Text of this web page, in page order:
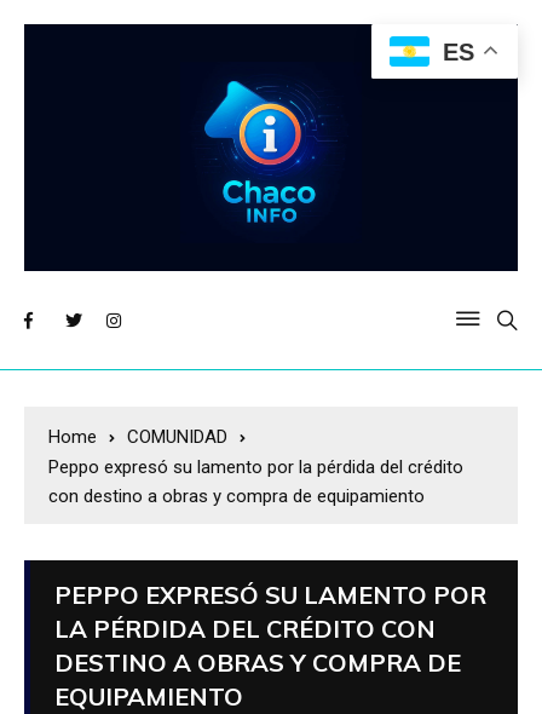
Home
COMUNIDAD
Peppo expresó su lamento por la pérdida del crédito
con destino a obras y compra de equipamiento
PEPPO EXPRESÓ SU LAMENTO POR
LA PÉRDIDA DEL CRÉDITO CON
DESTINO A OBRAS Y COMPRA DE
EQUIPAMIENTO
ES